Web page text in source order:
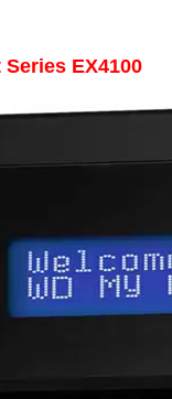
EX4100